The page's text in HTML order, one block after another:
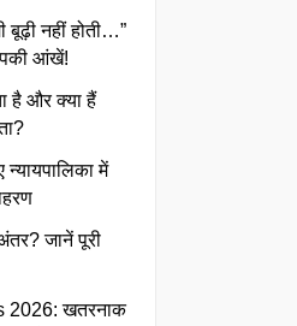
नहीं होती…”
आंखें!
है और क्या हैं
न्यायपालिका में
जानें पूरी
2026: खतरनाक